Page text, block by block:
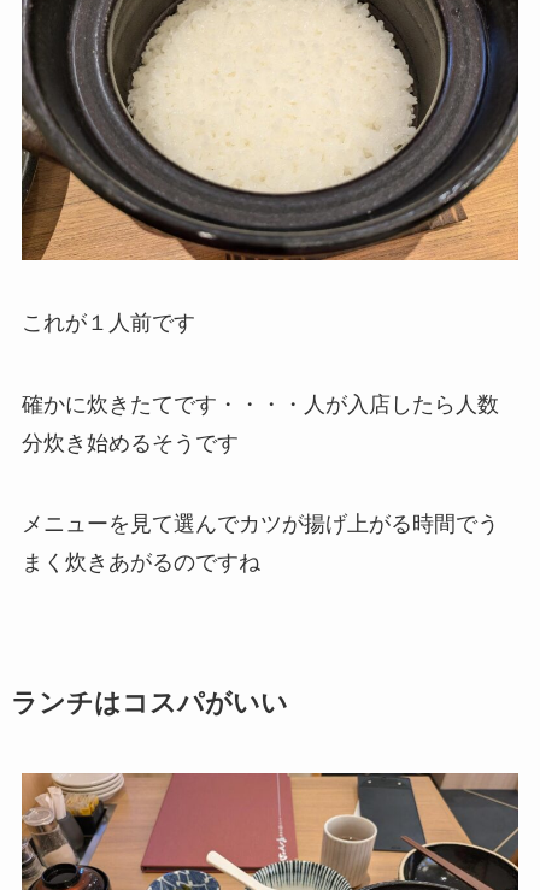
これが１人前です
確かに炊きたてです・・・・人が入店したら人数
分炊き始めるそうです
メニューを見て選んでカツが揚げ上がる時間でう
まく炊きあがるのですね
ランチはコスパがいい